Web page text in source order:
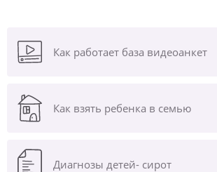
Как работает база видеоанкет
Как взять ребенка в семью
Диагнозы детей- сирот